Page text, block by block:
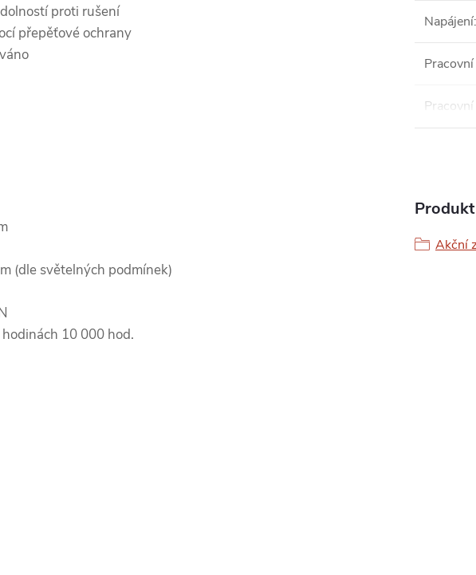
proti rušení
přepěťové ochrany
(dle světelných podmínek)
10 000 hod.
Napájení:
Akční